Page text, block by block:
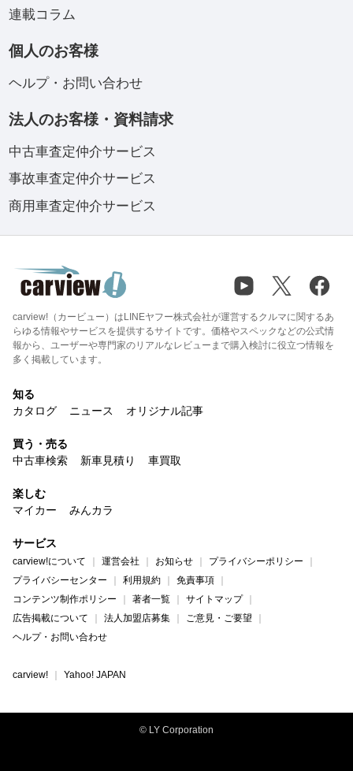
連載コラム
個人のお客様
ヘルプ・お問い合わせ
法人のお客様・資料請求
中古車査定仲介サービス
事故車査定仲介サービス
商用車査定仲介サービス
carview!（カービュー）はLINEヤフー株式会社が運営するクルマに関するあ
らゆる情報やサービスを提供するサイトです。価格やスペックなどの公式情
報から、ユーザーや専門家のリアルなレビューまで購入検討に役立つ情報を
多く掲載しています。
知る
カタログ
ニュース オリジナル記事
買う・売る
中古車検索
新車見積り 車買取
楽しむ
マイカー
みんカラ
サービス
carview!について 運営会社 お知らせ
プライバシーポリシー
プライバシーセンター
利用規約
免責事項
コンテンツ制作ポリシー
著者一覧
サイトマップ
広告掲載について
法人加盟店募集
ご意見・ご要望
ヘルプ・お問い合わせ
carview! Yahoo! JAPAN
© LY Corporation